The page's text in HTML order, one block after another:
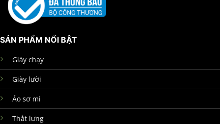
SẢN PHẨM NỔI BẬT
Giày chạy
Giày lười
Áo sơ mi
Thắt lưng